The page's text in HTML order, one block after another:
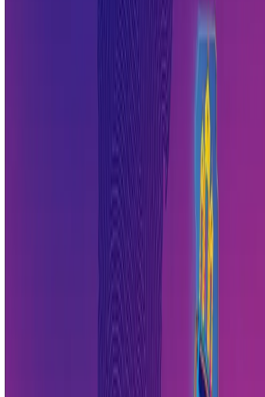
canais oficiais e veja o que está disponível para você antes, durante e
Gostou do conteúdo? Compartilhe nas suas redes sociais e ajude
outros empreendedores a ficarem por dentro do Nordeste ON
O Nordeste On, conhecido como NEON, é um evento de inovação e
negócios voltado para o ecossistema empreendedor do Nordeste.
Reúne palestras, rodadas de negócio, exposição de soluções e
Quando e onde acontece o NEON 2026?
O NEON 2026 acontece em Alagoas. Para informações atualizadas
sobre data, local e programação, acesse o site oficial do evento em
qualquer pessoa interessada em inovação e negócios. Não é
ter uma grande empresa para participar e aproveitar o que o NEON
O evento é voltado para pequenos negócios?
Sim. Apesar de reunir grandes empresas e investidores, o NEON tem
espaço e conteúdo relevante para quem tem um pequeno negócio, um
MEI ou está em fase inicial de empreendimento. A programação
costuma contemplar diferentes perfis e estágios de maturidade